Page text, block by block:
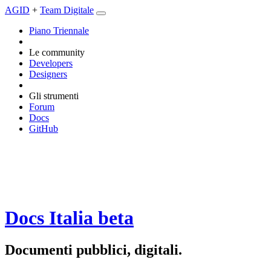
AGID + Team Digitale
Piano Triennale
Le community
Developers
Designers
Gli strumenti
Forum
Docs
GitHub
Docs Italia beta
Documenti pubblici, digitali.